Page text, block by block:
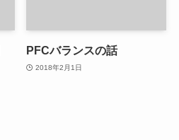
PFCバランスの話
2018年2月1日